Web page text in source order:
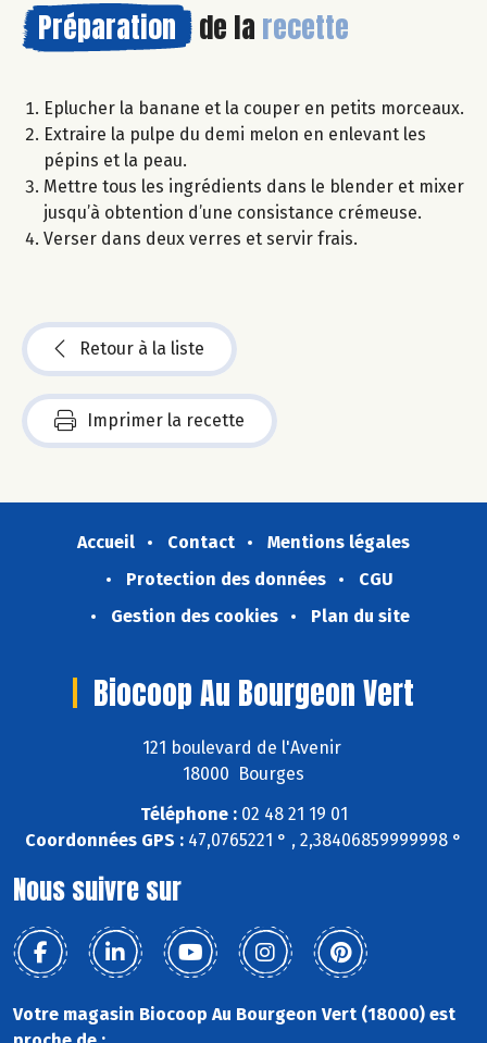
Préparation de la recette
Eplucher la banane et la couper en petits morceaux.
Extraire la pulpe du demi melon en enlevant les
pépins et la peau.
Mettre tous les ingrédients dans le blender et mixer
jusqu’à obtention d’une consistance crémeuse.
Verser dans deux verres et servir frais.
Retour à la liste
Imprimer la recette
Accueil Contact
Mentions légales
Protection des données
CGU
Gestion des cookies
Plan du site
Biocoop Au Bourgeon Vert
121 boulevard de l'Avenir
18000 Bourges
Téléphone :02 48 21 19 01
Coordonnées GPS : 47,0765221 ° , 2,38406859999998 °
Nous suivre sur
Votre magasin Biocoop Au Bourgeon Vert (18000) est